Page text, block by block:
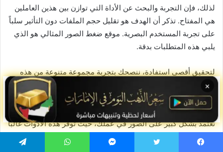
×
لذلك، فإن التجربة والبحث عن الأداة التي توازن بين هذين العاملين
هي المفتاح. تذكر أن الهدف هو تقليل حجم الملفات دون التأثير سلباً
على تجربة المستخدم البصرية. موقع ضغط الصور المثالي هو الذي
يلبي هذه المتطلبات بدقة.
لتحقيق أقصى استفادة، ننصحك بتجربة مجموعة متنوعة من هذه
الأدوات. قد تجد أن بعض الأدوات تعمل بشكل أفضل مع أنواع معينة
من الصور (مثل صور الويب، أو صور المنتجات، أو الصور
الفوتوغرافية). الاستثمار في أداة مدفوعة قد يكون مبرراً إذا كنت
تعتمد بشكل كبير على الصور في عملك، حيث توفر هذه الأدوات غالباً
ميزات متقدمة، دعم فني، وقدرة على معالجة دفعات كبيرة من